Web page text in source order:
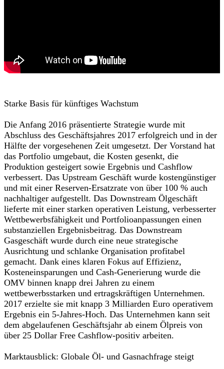
Starke Basis für künftiges Wachstum
Die Anfang 2016 präsentierte Strategie wurde mit
Abschluss des Geschäftsjahres 2017 erfolgreich und in der
Hälfte der vorgesehenen Zeit umgesetzt. Der Vorstand hat
das Portfolio umgebaut, die Kosten gesenkt, die
Produktion gesteigert sowie Ergebnis und Cashflow
verbessert. Das Upstream Geschäft wurde kostengünstiger
und mit einer Reserven-Ersatzrate von über 100 % auch
nachhaltiger aufgestellt. Das Downstream Ölgeschäft
lieferte mit einer starken operativen Leistung, verbesserter
Wettbewerbsfähigkeit und Portfolioanpassungen einen
substanziellen Ergebnisbeitrag. Das Downstream
Gasgeschäft wurde durch eine neue strategische
Ausrichtung und schlanke Organisation profitabel
gemacht. Dank eines klaren Fokus auf Effizienz,
Kosteneinsparungen und Cash-Generierung wurde die
OMV binnen knapp drei Jahren zu einem
wettbewerbsstarken und ertragskräftigen Unternehmen.
2017 erzielte sie mit knapp 3 Milliarden Euro operativem
Ergebnis ein 5-Jahres-Hoch. Das Unternehmen kann seit
dem abgelaufenen Geschäftsjahr ab einem Ölpreis von
über 25 Dollar Free Cashflow-positiv arbeiten.
Marktausblick: Globale Öl- und Gasnachfrage steigt